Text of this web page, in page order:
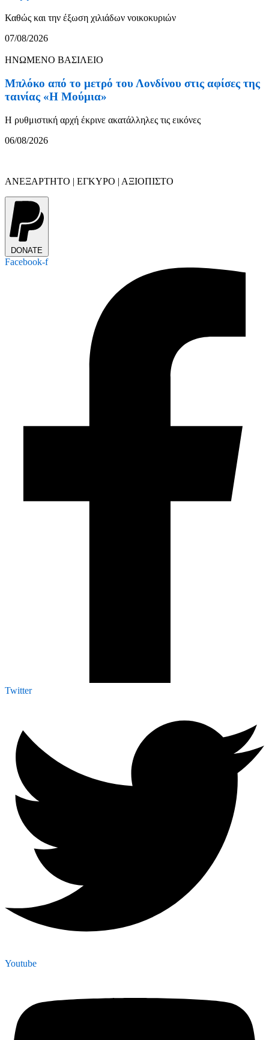
Καθώς και την έξωση χιλιάδων νοικοκυριών
07/08/2026
ΗΝΩΜΕΝΟ ΒΑΣΙΛΕΙΟ
Μπλόκο από το μετρό του Λονδίνου στις αφίσες της
ταινίας «Η Μούμια»
Η ρυθμιστική αρχή έκρινε ακατάλληλες τις εικόνες
06/08/2026
ΑΝΕΞΑΡΤΗΤΟ | ΕΓΚΥΡΟ | ΑΞΙΟΠΙΣΤΟ
DONATE
Facebook-f
Twitter
Youtube